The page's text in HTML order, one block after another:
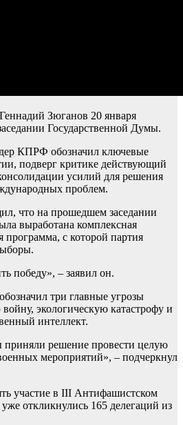
Зюганов 20 января
Государственной Думы.
КПРФ обозначил ключевые
подверг критике действующий
усилий для решения
проблем.
что на прошедшем заседании
выработана комплексная
программа, с которой партия
победу», – заявил он.
три главные угрозы
экологическую катастрофу и
интеллект.
приняли решение провести целую
мероприятий», – подчеркнул
участие в III Антифашистском
откликнулись 165 делегаций из